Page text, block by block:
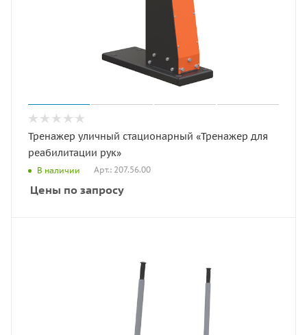
Тренажер уличный стационарный «Тренажер для
реабилитации рук»
В наличии Арт.: 207.56.00
Цены по запросу